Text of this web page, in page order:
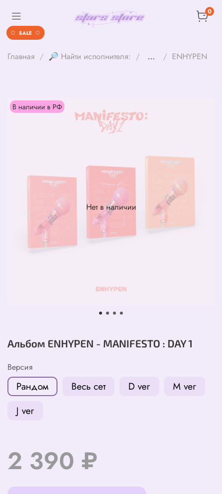
0
Главная 🔎 Найти исполнителя: ... ENHYPEN
Нет в наличии
В наличии в РФ
Альбом ENHYPEN - MANIFESTO : DAY 1
Версия
Рандом Весь сет D ver
M ver
J ver
2 390 ₽